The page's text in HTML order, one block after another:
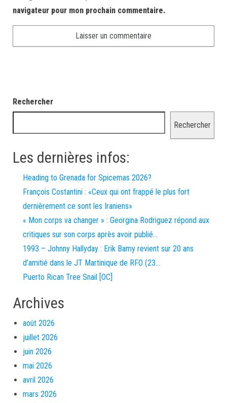
navigateur pour mon prochain commentaire.
Rechercher
Rechercher
Les dernières infos:
Heading to Grenada for Spicemas 2026?
François Costantini : «Ceux qui ont frappé le plus fort
dernièrement ce sont les Iraniens»
« Mon corps va changer » : Georgina Rodriguez répond aux
critiques sur son corps après avoir publié…
1993 – Johnny Hallyday : Erik Bamy revient sur 20 ans
d’amitié dans le JT Martinique de RFO (23…
Puerto Rican Tree Snail [OC]
Archives
août 2026
juillet 2026
juin 2026
mai 2026
avril 2026
mars 2026